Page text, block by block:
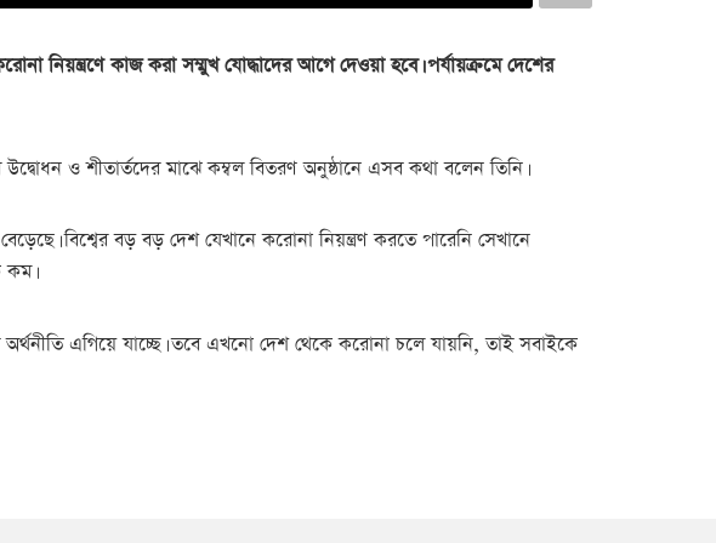
নিয়ন্ত্রণে কাজ করা সম্মুখ যোদ্ধাদের আগে দেওয়া হবে। পর্যায়ক্রমে দেশের
ও শীতার্তদের মাঝে কম্বল বিতরণ অনুষ্ঠানে এসব কথা বলেন তিনি।
বেড়েছে। বিশ্বের বড় বড় দেশ যেখানে করোনা নিয়ন্ত্রণ করতে পারেনি সেখানে
এগিয়ে যাচ্ছে। তবে এখনো দেশ থেকে করোনা চলে যায়নি, তাই সবাইকে